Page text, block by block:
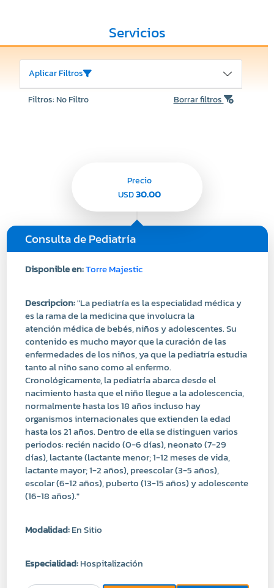
Servicios
Aplicar Filtros
Filtros: No Filtro Borrar filtros
Consulta de Pediatría
Disponible en:Torre Majestic
Descripcion:"La pediatría es la especialidad médica y
es la rama de la medicina que involucra la
atención médica de bebés, niños y adolescentes. Su
contenido es mucho mayor que la curación de las
enfermedades de los niños, ya que la pediatría estudia
tanto al niño sano como al enfermo.
Cronológicamente, la pediatría abarca desde el
nacimiento hasta que el niño llegue a la adolescencia,
normalmente hasta los 18 años incluso hay
organismos internacionales que extienden la edad
hasta los 21 años. Dentro de ella se distinguen varios
periodos: recién nacido (0-6 días), neonato (7-29
días), lactante (lactante menor; 1-12 meses de vida,
lactante mayor; 1-2 años), preescolar (3-5 años),
escolar (6-12 años), puberto (13-15 años) y adolescente
(16-18 años)."
Modalidad:En Sitio
Especialidad:Hospitalización
Precio
USD30.00